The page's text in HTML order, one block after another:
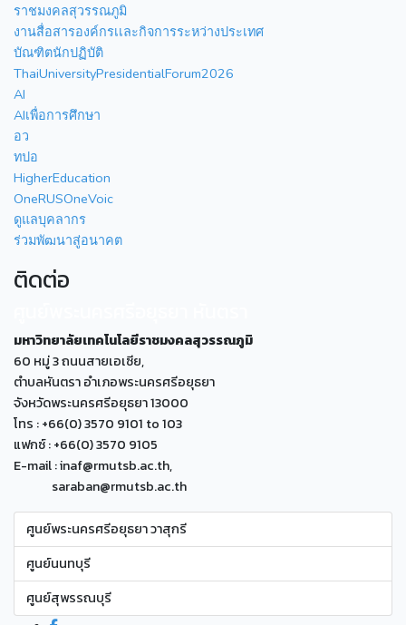
ราชมงคลสุวรรณภูมิ
งานสื่อสารองค์กรเเละกิจการระหว่างประเทศ
บัณฑิตนักปฏิบัติ
ThaiUniversityPresidentialForum2026
AI
AIเพื่อการศึกษา
อว
ทปอ
HigherEducation
OneRUSOneVoic
ดูแลบุคลากร
ร่วมพัฒนาสู่อนาคต
ติดต่อ
มหาวิทยาลัยเทคโนโลยีราชมงคลสุวรรณภูมิ
60 หมู่ 3 ถนนสายเอเซีย,
ตำบลหันตรา อำเภอพระนครศรีอยุธยา
จังหวัดพระนครศรีอยุธยา 13000
โทร : +66(0) 3570 9101 to 103
แฟกซ์ : +66(0) 3570 9105
E-mail : inaf@rmutsb.ac.th,
saraban@rmutsb.ac.th
ศูนย์พระนครศรีอยุธยา วาสุกรี
ศูนย์นนทบุรี
ศูนย์สุพรรณบุรี